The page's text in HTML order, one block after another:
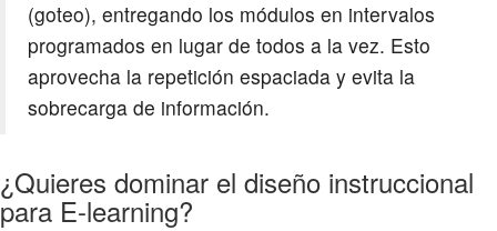
(goteo), entregando los módulos en intervalos
programados en lugar de todos a la vez. Esto
aprovecha la repetición espaciada y evita la
sobrecarga de información.
¿Quieres dominar el diseño instruccional
para E-learning?